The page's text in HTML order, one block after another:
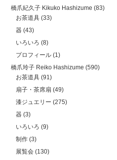
橋爪紀久子 Kikuko Hashizume (83)
お茶道具 (33)
器 (43)
いろいろ (8)
プロフィール (1)
橋爪玲子 Reiko Hashizume (590)
お茶道具 (91)
扇子・茶席扇 (49)
漆ジュエリー (275)
器 (3)
いろいろ (9)
制作 (3)
展覧会 (130)